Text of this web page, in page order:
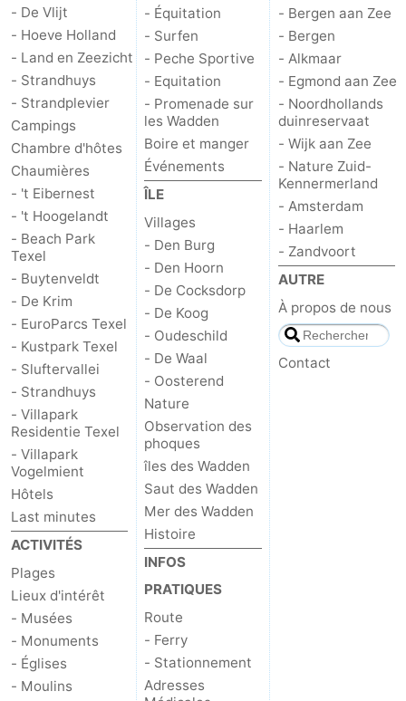
- De Vlijt
- Hoeve Holland
- Land en Zeezicht
- Strandhuys
- Strandplevier
Campings
Chambre d'hôtes
Chaumières
- 't Eibernest
- 't Hoogelandt
- Beach Park
Texel
- Buytenveldt
- De Krim
- EuroParcs Texel
- Kustpark Texel
- Sluftervallei
- Strandhuys
- Villapark
Residentie Texel
- Villapark
Vogelmient
Hôtels
Last minutes
ACTIVITÉS
Plages
Lieux d'intérêt
- Musées
- Monuments
- Églises
- Moulins
- Équitation
- Surfen
- Peche Sportive
- Equitation
- Promenade sur
les Wadden
Boire et manger
Événements
ÎLE
Villages
- Den Burg
- Den Hoorn
- De Cocksdorp
- De Koog
- Oudeschild
- De Waal
- Oosterend
Nature
Observation des
phoques
îles des Wadden
Saut des Wadden
Mer des Wadden
Histoire
INFOS
PRATIQUES
Route
- Ferry
- Stationnement
Adresses
- Bergen aan Zee
- Bergen
- Alkmaar
- Egmond aan Zee
- Noordhollands
duinreservaat
- Wijk aan Zee
- Nature Zuid-
Kennermerland
- Amsterdam
- Haarlem
- Zandvoort
AUTRE
À propos de nous
Contact